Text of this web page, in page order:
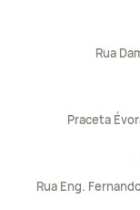
Rua
Praceta
Rua Eng.